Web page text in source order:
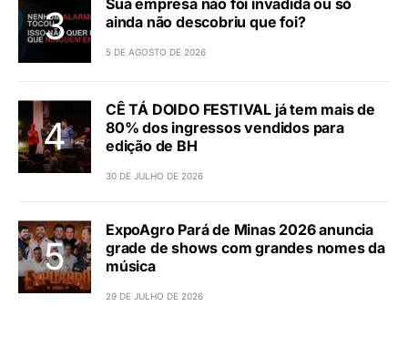
ainda não descobriu que foi?
5 DE AGOSTO DE 2026
CÊ TÁ DOIDO FESTIVAL já tem mais de
80% dos ingressos vendidos para
edição de BH
30 DE JULHO DE 2026
ExpoAgro Pará de Minas 2026 anuncia
grade de shows com grandes nomes da
música
29 DE JULHO DE 2026